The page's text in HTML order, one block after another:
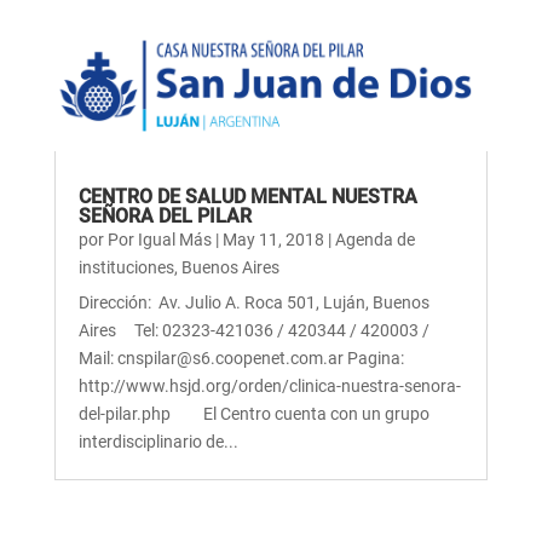
CENTRO DE SALUD MENTAL NUESTRA
SEÑORA DEL PILAR
por Por Igual Más| May 11, 2018 |Agenda de
instituciones, Buenos Aires
Dirección: Av. Julio A. Roca 501, Luján, Buenos
Aires Tel: 02323-421036 / 420344 / 420003 /
Mail: cnspilar@s6.coopenet.com.ar Pagina:
http://www.hsjd.org/orden/clinica-nuestra-senora-
del-pilar.php El Centro cuenta con un grupo
interdisciplinario de...